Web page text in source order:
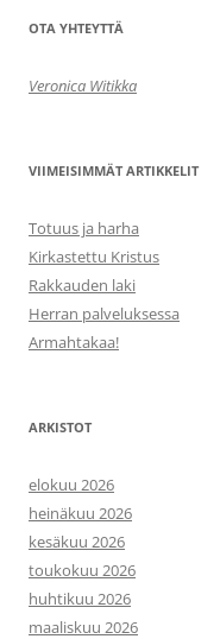
OTA YHTEYTTÄ
Veronica Witikka
VIIMEISIMMÄT ARTIKKELIT
Totuus ja harha
Kirkastettu Kristus
Rakkauden laki
Herran palveluksessa
Armahtakaa!
ARKISTOT
elokuu 2026
heinäkuu 2026
kesäkuu 2026
toukokuu 2026
huhtikuu 2026
maaliskuu 2026